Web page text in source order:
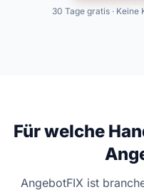
30 Tage gratis ·
Für welche
AngebotFIX ist